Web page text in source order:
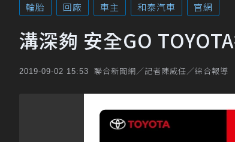
輪胎 回廠 車主 和泰汽車 官網
溝深夠 安全GO
2019-09-02 15:53 聯合新聞網／記者陳威任／綜合報導